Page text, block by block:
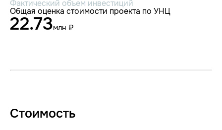
Фактический объем инвестиций
Общая оценка стоимости проекта по УНЦ
22.73млн ₽
Стоимость